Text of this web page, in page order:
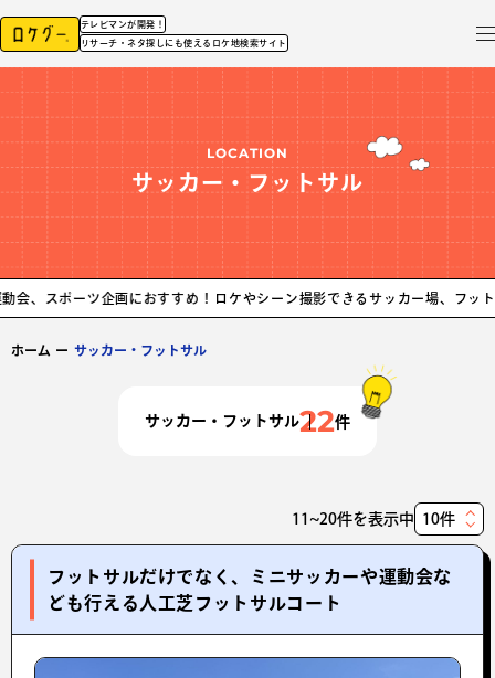
テレビマンが開発！
リサーチ・ネタ探しにも使えるロケ地検索サイト
LOCATION
サッカー・フットサル
企画におすすめ！ロケやシーン撮影できるサッカー場、フットサルコート
ホーム ー サッカー・フットサル
サッカー・フットサル22件
11~20件を表示中
表
件
フットサルだけでなく、ミニサッカーや運動会な
ども行える人工芝フットサルコート